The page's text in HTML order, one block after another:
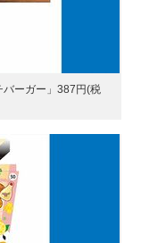
ーガー」387円(税